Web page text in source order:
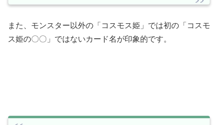
また、モンスター以外の「コスモス姫」では初の「コスモ
ス姫の〇〇」ではないカード名が印象的です。